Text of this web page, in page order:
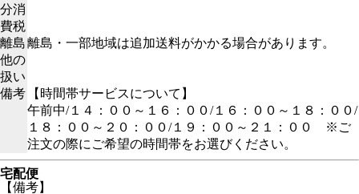
分消
費税
離島
他の
扱い
離島・一部地域は追加送料がかかる場合があります。
備考
【時間帯サービスについて】
午前中/１４：００～１６：００/１６：００～１８：００/
１８：００～２０：００/１９：００～２１：００ ※ご
注文の際にご希望の時間帯をお選びください。
宅配便
【備考】